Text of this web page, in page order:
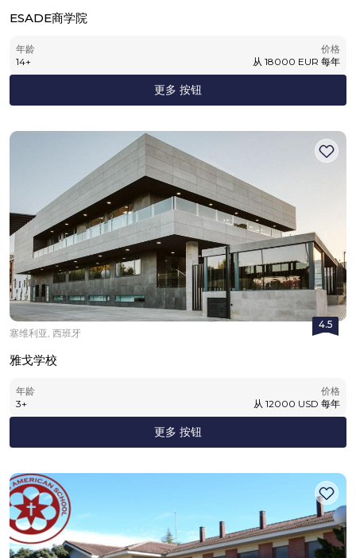
ESADE商学院
年龄
14+
价格
从 18000 EUR 每年
更多 按钮
4.5
塞维利亚, 西班牙
雅戈学校
年龄
3+
价格
从 12000 USD 每年
更多 按钮